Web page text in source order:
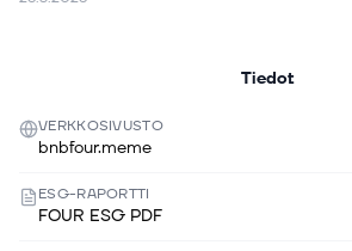
Tiedot
VERKKOSIVUSTO
bnbfour.meme
ESG-RAPORTTI
FOUR ESG PDF